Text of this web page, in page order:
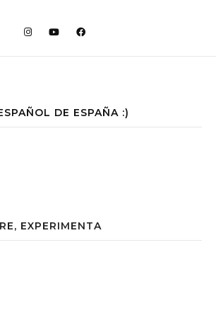
DE ESPAÑA :)
EXPERIMENTA